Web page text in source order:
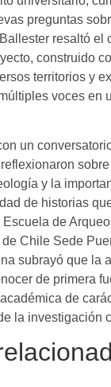
preguntas
resaltó el
construido
territorios y
voces en
un
y la
de historias
de
Chile Sede
subrayó que la
de primera
de
la investigación